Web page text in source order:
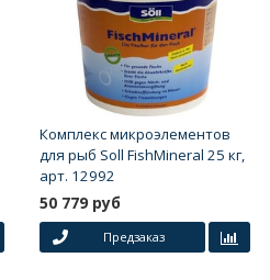
Комплекс микроэлементов
для рыб Soll FishMineral 25 кг,
арт. 12992
50 779 руб
Предзаказ